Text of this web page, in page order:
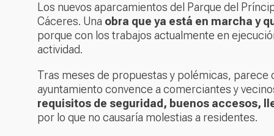
Los nuevos aparcamientos del Parque del
Cáceres. Una obra que ya está en marcha y
porque con los trabajos actualmente en
actividad.
Tras meses de propuestas y polémicas, parece
ayuntamiento convence a comerciantes y
requisitos de seguridad, buenos accesos,
por lo que no causaría molestias a residentes.